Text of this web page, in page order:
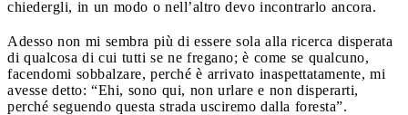
chiedergli, in un modo o nell’altro devo incontrarlo ancora.
Adesso non mi sembra più di essere sola alla ricerca disperata
di qualcosa di cui tutti se ne fregano; è come se qualcuno,
facendomi sobbalzare, perché è arrivato inaspettatamente, mi
avesse detto: “Ehi, sono qui, non urlare e non disperarti,
perché seguendo questa strada usciremo dalla foresta”.